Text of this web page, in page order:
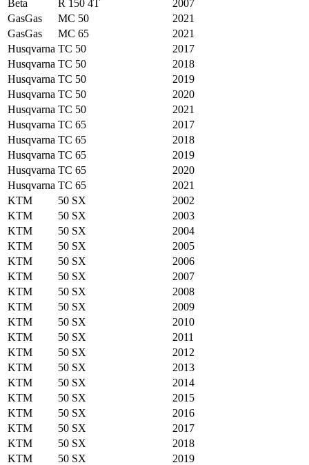
Beta
R 150 4T
2007
GasGas
MC 50
2021
GasGas
MC 65
2021
Husqvarna TC 50
2017
Husqvarna TC 50
2018
Husqvarna TC 50
2019
Husqvarna TC 50
2020
Husqvarna TC 50
2021
Husqvarna TC 65
2017
Husqvarna TC 65
2018
Husqvarna TC 65
2019
Husqvarna TC 65
2020
Husqvarna TC 65
2021
KTM
50 SX
2002
KTM
50 SX
2003
KTM
50 SX
2004
KTM
50 SX
2005
KTM
50 SX
2006
KTM
50 SX
2007
KTM
50 SX
2008
KTM
50 SX
2009
KTM
50 SX
2010
KTM
50 SX
2011
KTM
50 SX
2012
KTM
50 SX
2013
KTM
50 SX
2014
KTM
50 SX
2015
KTM
50 SX
2016
KTM
50 SX
2017
KTM
50 SX
2018
KTM
50 SX
2019